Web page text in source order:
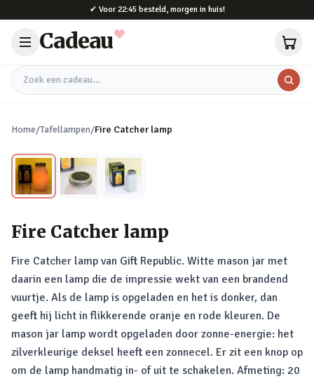
✔ Voor 22:45 besteld, morgen in huis!
Cadeau
Zoek een cadeau
Home/Tafellampen/Fire Catcher lamp
Fire Catcher lamp
Fire Catcher lamp van Gift Republic. Witte mason jar met
daarin een lamp die de impressie wekt van een brandend
vuurtje. Als de lamp is opgeladen en het is donker, dan
geeft hij licht in flikkerende oranje en rode kleuren. De
mason jar lamp wordt opgeladen door zonne-energie: het
zilverkleurige deksel heeft een zonnecel. Er zit een knop op
om de lamp handmatig in- of uit te schakelen. Afmeting: 20